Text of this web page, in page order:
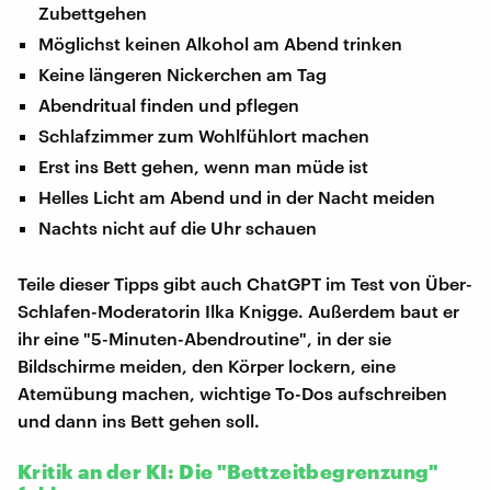
Zubettgehen
Möglichst keinen Alkohol am Abend trinken
Keine längeren Nickerchen am Tag
Abendritual finden und pflegen
Schlafzimmer zum Wohlfühlort machen
Erst ins Bett gehen, wenn man müde ist
Helles Licht am Abend und in der Nacht meiden
Nachts nicht auf die Uhr schauen
Teile dieser Tipps gibt auch ChatGPT im Test von Über-
Schlafen-Moderatorin Ilka Knigge. Außerdem baut er
ihr eine "5-Minuten-Abendroutine", in der sie
Bildschirme meiden, den Körper lockern, eine
Atemübung machen, wichtige To-Dos aufschreiben
und dann ins Bett gehen soll.
Kritik an der KI: Die "Bettzeitbegrenzung"